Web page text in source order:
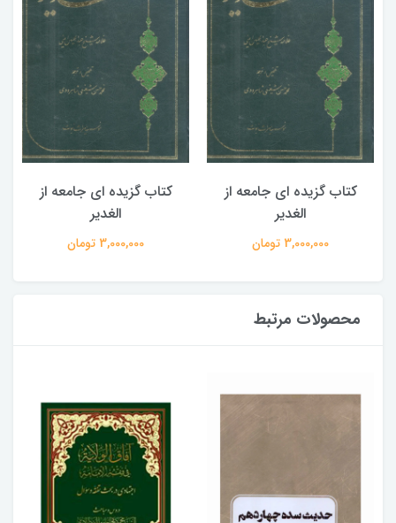
کتاب گزیده ای جامعه از
الغدیر
3,000,000 تومان
کتاب گزیده ای جامعه از
الغدیر
3,000,000 تومان
محصولات مرتبط